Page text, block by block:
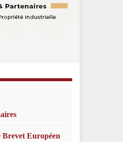
Brevet Européen